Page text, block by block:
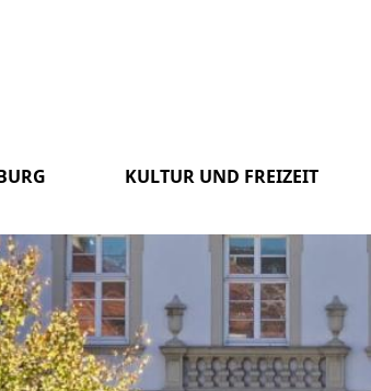
KULTUR UND FREIZEIT